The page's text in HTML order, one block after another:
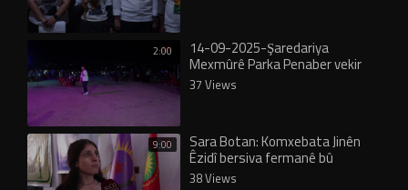
2:00 14-09-2025-Şaredariya
Mexmûrê Parka Penaber vekir
37 Views
9:00 Sara Botan: Komxebata Jinên
Êzidî bersiva fermanê bû
38 Views